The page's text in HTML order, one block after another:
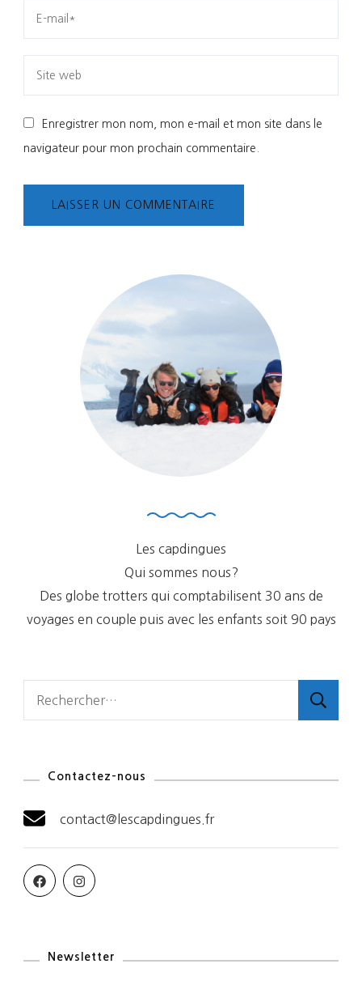
Enregistrer mon nom, mon e-mail et mon site dans le
navigateur pour mon prochain commentaire.
Les capdingues
Qui sommes nous?
Des globe trotters qui comptabilisent 30 ans de
voyages en couple puis avec les enfants soit 90 pays
Contactez-nous
contact@lescapdingues.fr
Newsletter